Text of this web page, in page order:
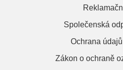
Společenská
Ochrana
Zákon o ochraně